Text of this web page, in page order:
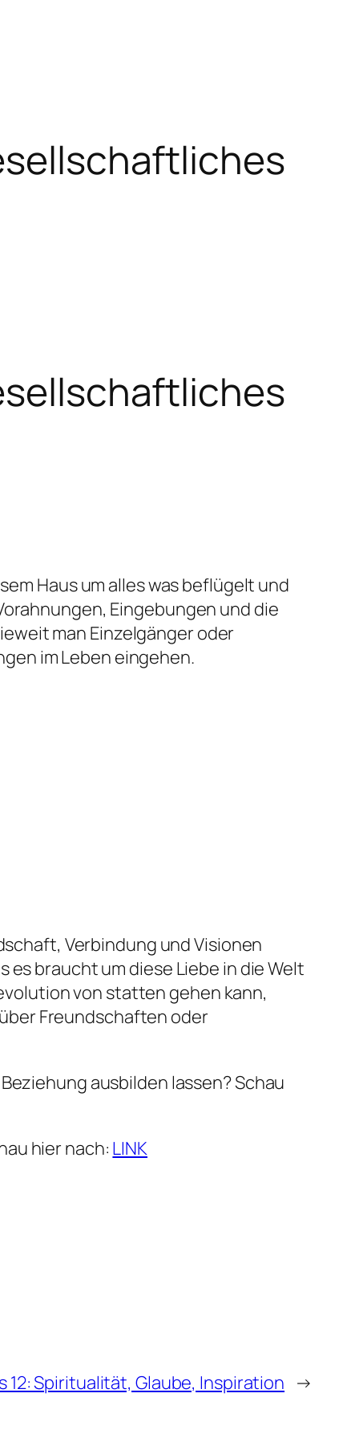
Haus um alles was beflügelt und
Eingebungen und die
man Einzelgänger oder
im Leben eingehen.
Verbindung und Visionen
es braucht um diese Liebe in die Welt
von statten gehen kann,
Freundschaften oder
ausbilden lassen? Schau
hier nach: LINK
12: Spiritualität, Glaube, Inspiration →